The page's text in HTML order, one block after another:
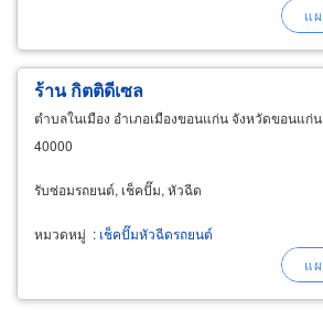
ร้าน กิตติดีเซล
ตำบลในเมือง อำเภอเมืองขอนแก่น จังหวัดขอนแก่น
40000
รับซ่อมรถยนต์, เช็คปั๊ม, หัวฉีด
หมวดหมู่ : เช็คปั๊มหัวฉีดรถยนต์